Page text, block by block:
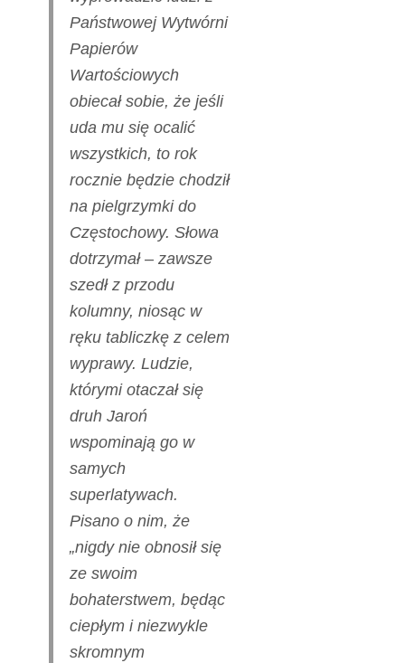
Państwowej Wytwórni
Papierów
Wartościowych
obiecał sobie, że jeśli
uda mu się ocalić
wszystkich, to rok
rocznie będzie chodził
na pielgrzymki do
Częstochowy. Słowa
dotrzymał – zawsze
szedł z przodu
kolumny, niosąc w
ręku tabliczkę z celem
wyprawy. Ludzie,
którymi otaczał się
druh Jaroń
wspominają go w
samych
superlatywach.
Pisano o nim, że
„nigdy nie obnosił się
ze swoim
bohaterstwem, będąc
ciepłym i niezwykle
skromnym